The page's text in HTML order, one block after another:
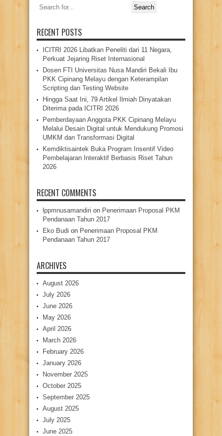
Search
for:
RECENT POSTS
ICITRI 2026 Libatkan Peneliti dari 11 Negara,
Perkuat Jejaring Riset Internasional
Dosen FTI Universitas Nusa Mandiri Bekali Ibu
PKK Cipinang Melayu dengan Keterampilan
Scripting dan Testing Website
Hingga Saat Ini, 79 Artikel Ilmiah Dinyatakan
Diterima pada ICITRI 2026
Pemberdayaan Anggota PKK Cipinang Melayu
Melalui Desain Digital untuk Mendukung Promosi
UMKM dan Transformasi Digital
Kemdiktisaintek Buka Program Insentif Video
Pembelajaran Interaktif Berbasis Riset Tahun
2026
RECENT COMMENTS
lppmnusamandiri on Penerimaan Proposal PKM
Pendanaan Tahun 2017
Eko Budi on Penerimaan Proposal PKM
Pendanaan Tahun 2017
ARCHIVES
August 2026
July 2026
June 2026
May 2026
April 2026
March 2026
February 2026
January 2026
November 2025
October 2025
September 2025
August 2025
July 2025
June 2025